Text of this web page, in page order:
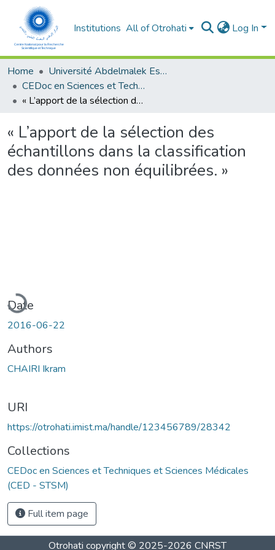
Institutions All of Otrohati Log In
Home
Université Abdelmalek Essaâdi - Tétouan
CEDoc en Sciences et Techniques et Sciences Médicales (CED - STSM)
« L’apport de la sélection des échantillons dans la classification des données non équilibrées. »
« L’apport de la sélection des
échantillons dans la classification
des données non équilibrées. »
Date
2016-06-22
Authors
CHAIRI Ikram
URI
https://otrohati.imist.ma/handle/123456789/28342
Collections
CEDoc en Sciences et Techniques et Sciences Médicales
(CED - STSM)
Full item page
Otrohati copyright © 2025-2026 CNRST